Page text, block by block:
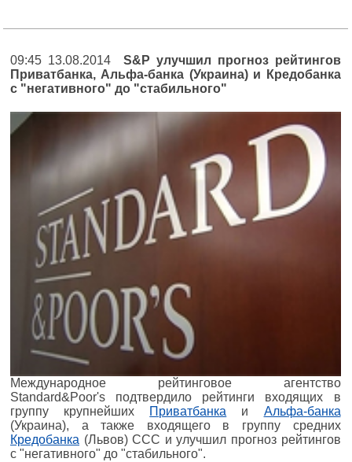
09:45 13.08.2014 S&P улучшил прогноз рейтингов
Приватбанка, Альфа-банка (Украина) и Кредобанка
с "негативного" до "стабильного"
Международное рейтинговое агентство
Standard&Poor's подтвердило рейтинги входящих в
группу крупнейших
Приватбанка и Альфа-банка
(Украина), а также входящего в группу средних
Кредобанка (Львов) ССС и улучшил прогноз рейтингов
с "негативного" до "стабильного".